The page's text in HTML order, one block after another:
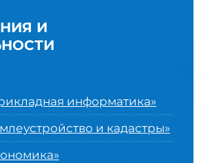
И
информатика»
и кадастры»